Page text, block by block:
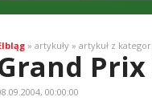
» artykuły » artykuł z
00:00:00